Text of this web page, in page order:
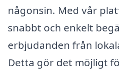
någonsin. Med vår
snabbt och enkelt
erbjudanden från
Detta gör det möjligt